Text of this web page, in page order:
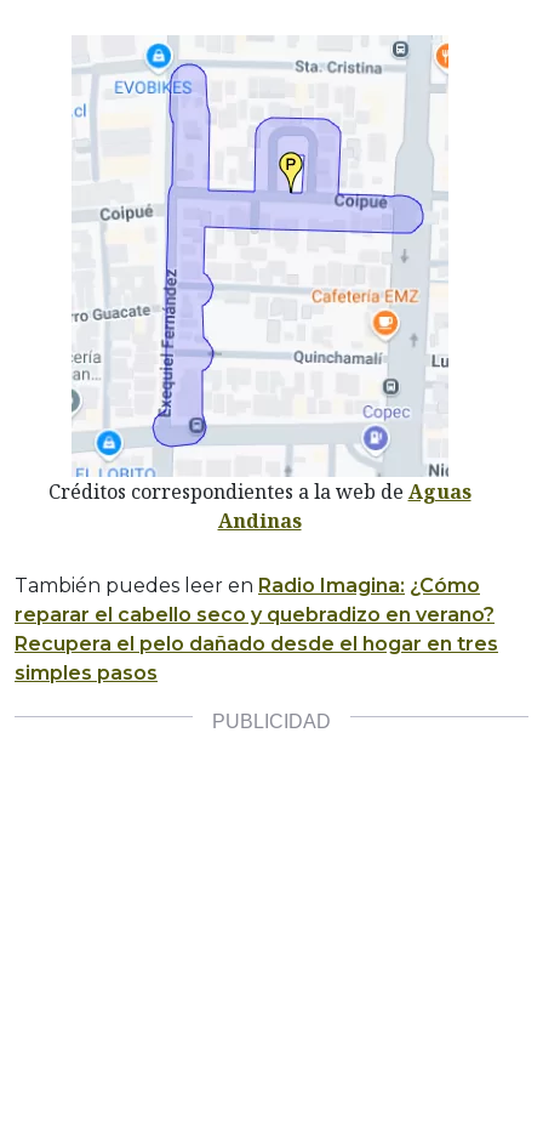
Créditos correspondientes a la web de Aguas
Andinas
También puedes leer en Radio Imagina: ¿Cómo
reparar el cabello seco y quebradizo en verano?
Recupera el pelo dañado desde el hogar en tres
simples pasos